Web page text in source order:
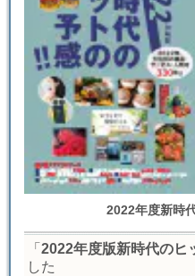
2022年度新時
「 2022年度版新時代のヒ
した